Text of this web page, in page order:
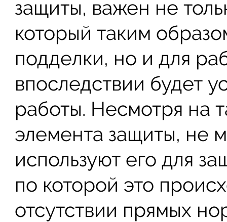
защиты, важен не
который таким
подделки, но и для
впоследствии будет
работы. Несмотря на
элемента защиты, не
используют его для
по которой это
отсутствии прямых